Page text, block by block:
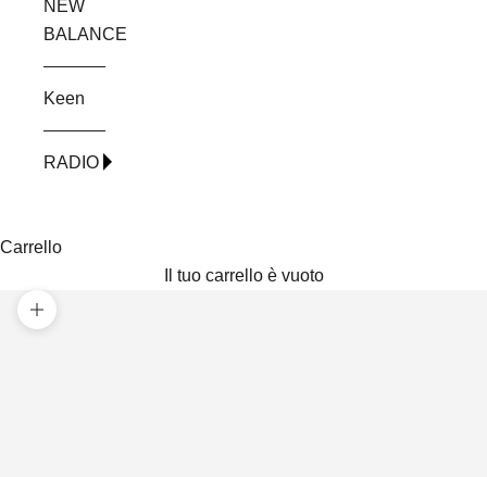
NEW
BALANCE
Keen
RADIO
Carrello
Il tuo carrello è vuoto
Ingrandisci immagine